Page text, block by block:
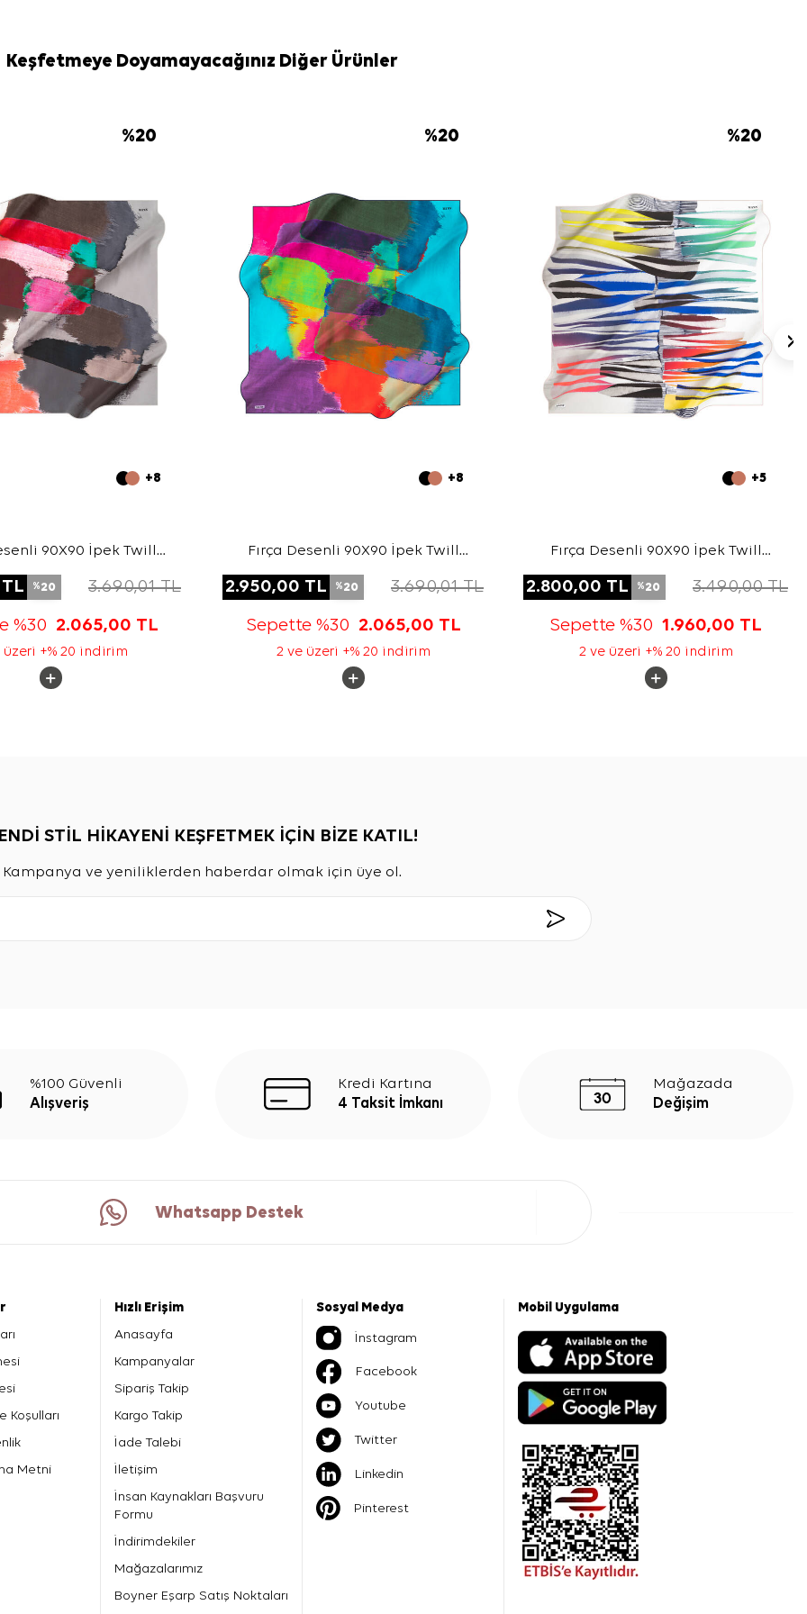
Yıkama ve bakım için ürün etiketindeki talimatları izleyiniz.
Sıkça Sorulan Sorular
Desen ve renk görünümü nasıldır?
Hangi kıyafetlerle kombinlenebilir?
Keşfetmeye Doyamayacağınız Diğer Ürünler
%20
+8
90X90 İpek Twill
%20 3.690,01TL
%30 2.065,00 TL
üzeri +% 20 indirim
%20
+8
Fırça Desenli 90X90 İpek Twill
2.950,00 TL %20 3.690,01TL
Sepette %30 2.065,00 TL
2 ve üzeri +% 20 indirim
%20
+5
Fırça Desenli 90X90 İpek Twill
2.800,00 TL %20 3.490,00TL
Sepette %30 1.960,00 TL
2 ve üzeri +% 20 indirim
STİL HİKAYENİ KEŞFETMEK İÇİN BİZE KATIL!
Kampanya ve yeniliklerden haberdar olmak için üye ol.
%100 Güvenli
Alışveriş
Kredi Kartına
4 Taksit İmkanı
Mağazada
Değişim
Whatsapp Destek
Koşulları
Metni
Hızlı Erişim
Anasayfa
Kampanyalar
Sipariş Takip
Kargo Takip
İade Talebi
İletişim
İnsan Kaynakları Başvuru
Formu
İndirimdekiler
Mağazalarımız
Boyner Eşarp Satış Noktaları
Sosyal Medya
İnstagram
Facebook
Youtube
Twitter
Linkedin
Pinterest
Mobil Uygulama